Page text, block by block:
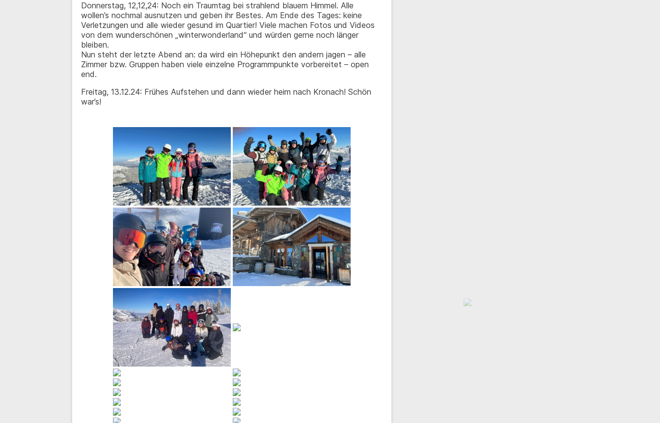
Donnerstag, 12,12,24: Noch ein Traumtag bei strahlend blauem Himmel. Alle
wollen’s nochmal ausnutzen und geben ihr Bestes. Am Ende des Tages: keine
Verletzungen und alle wieder gesund im Quartier! Viele machen Fotos und Videos
von dem wunderschönen „winterwonderland“ und würden gerne noch länger
bleiben.
Nun steht der letzte Abend an: da wird ein Höhepunkt den andern jagen – alle
Zimmer bzw. Gruppen haben viele einzelne Programmpunkte vorbereitet – open
end.
Freitag, 13.12.24: Frühes Aufstehen und dann wieder heim nach Kronach! Schön
war’s!